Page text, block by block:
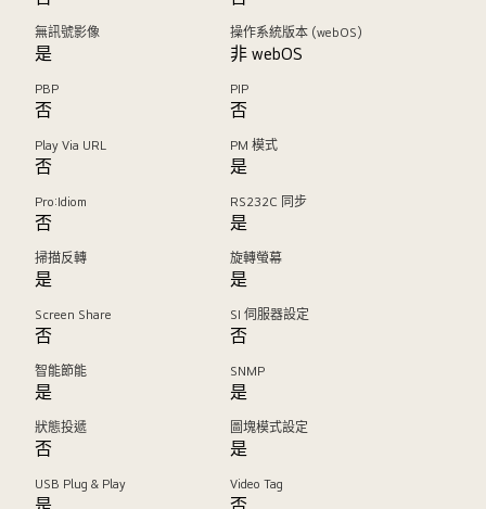
無訊號影像
是
操作系統版本 (webOS)
非 webOS
PBP
否
PIP
否
Play Via URL
否
PM 模式
是
Pro:Idiom
否
RS232C 同步
是
掃描反轉
是
旋轉螢幕
是
Screen Share
否
SI 伺服器設定
否
智能節能
是
SNMP
是
狀態投遞
否
圖塊模式設定
是
USB Plug & Play Video Tag